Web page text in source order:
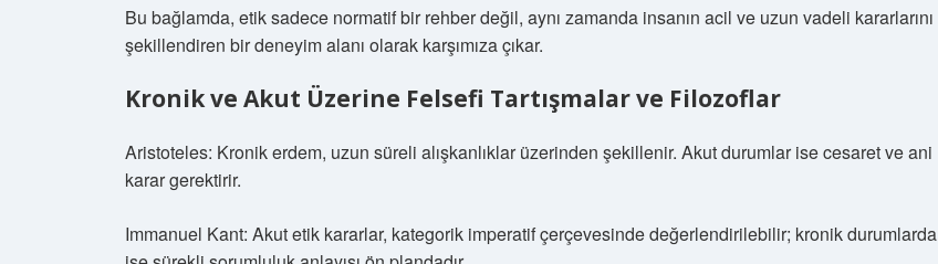
Bu bağlamda, etik sadece normatif bir rehber değil, aynı zamanda insanın acil ve uzun vadeli kararlarını
şekillendiren bir deneyim alanı olarak karşımıza çıkar.
Kronik ve Akut Üzerine Felsefi Tartışmalar ve Filozoflar
Aristoteles: Kronik erdem, uzun süreli alışkanlıklar üzerinden şekillenir. Akut durumlar ise cesaret ve ani
karar gerektirir.
Immanuel Kant: Akut etik kararlar, kategorik imperatif çerçevesinde değerlendirilebilir; kronik durumlarda